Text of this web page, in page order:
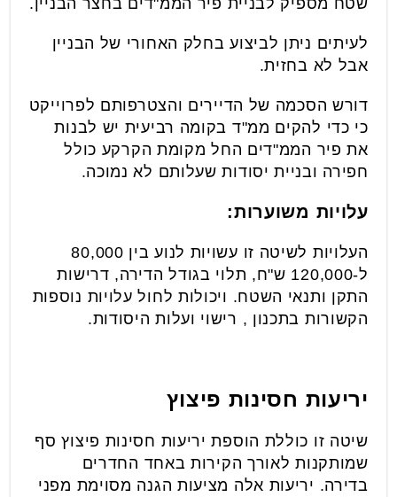
לעיתים ניתן לביצוע בחלק האחורי של הבניין
אבל לא בחזית.
דורש הסכמה של הדיירים והצטרפותם לפרוייקט
כי כדי להקים ממ"ד בקומה רביעית יש לבנות
את פיר הממ"דים החל מקומת הקרקע כולל
חפירה ובניית יסודות שעלותם לא נמוכה.
עלויות משוערות:
העלויות לשיטה זו עשויות לנוע בין 80,000
ל-120,000 ש"ח, תלוי בגודל הדירה, דרישות
התקן ותנאי השטח. ויכולות לחול עלויות נוספות
הקשורות בתכנון , רישוי ועלות היסודות.
יריעות חסינות פיצוץ
שיטה זו כוללת הוספת יריעות חסינות פיצוץ סף
שמותקנות לאורך הקירות באחד החדרים
בדירה. יריעות אלה מציעות הגנה מסוימת מפני